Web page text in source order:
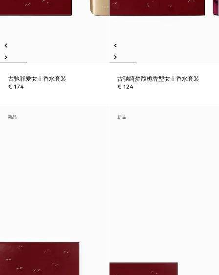
古驰罪爱女士香水套装
€ 174
古驰绮梦馥栀香型女士香水套装
€ 124
新品 新品